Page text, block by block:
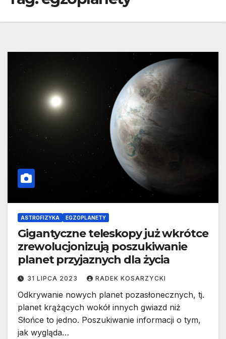
ASTROFIZYKA EGZOPLANETY
Gigantyczne teleskopy już wkrótce
zrewolucjonizują poszukiwanie
planet przyjaznych dla życia
31 LIPCA 2023 RADEK KOSARZYCKI
Odkrywanie nowych planet pozasłonecznych, tj.
planet krążących wokół innych gwiazd niż
Słońce to jedno. Poszukiwanie informacji o tym,
jak wygląda…